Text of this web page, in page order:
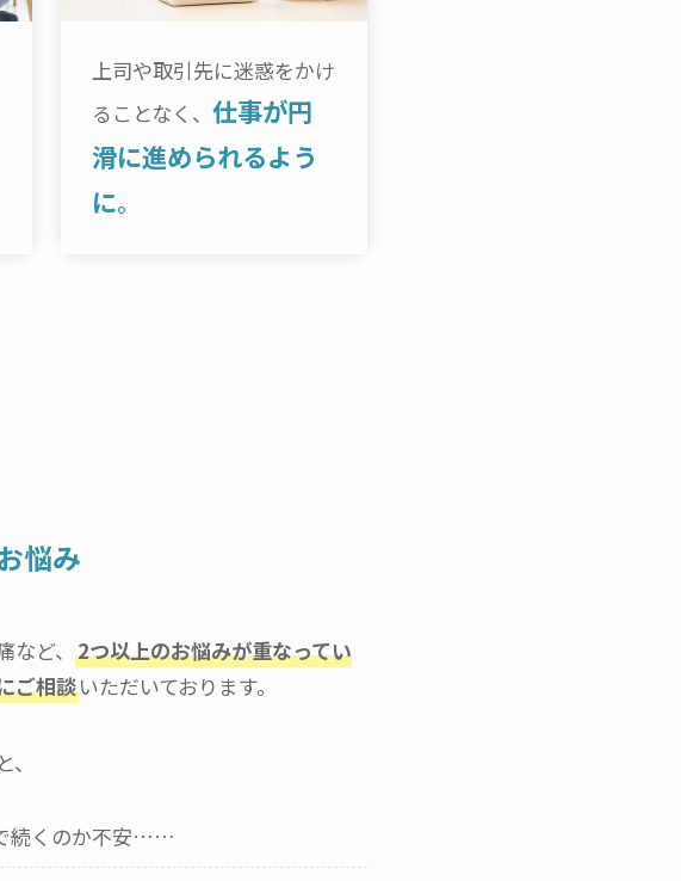
上司や取引先に迷惑をかけ
ることなく、 仕事が円
滑に進められるよう
に。
悩み
ど、 2つ以上のお悩みが重なってい
ご相談いただいております。
続くのか不安……